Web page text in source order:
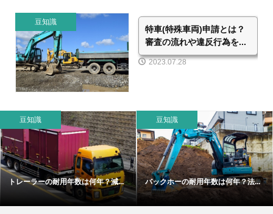
豆知識
特車(特殊車両)申請とは？
審査の流れや違反行為を...
2023.07.28
豆知識
トレーラーの耐用年数は何年？減...
豆知識
バックホーの耐用年数は何年？法...